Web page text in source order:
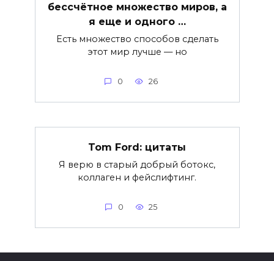
бессчётное множество миров, а
я еще и одного …
Есть множество способов сделать
этот мир лучше — но
0 26
Tom Ford: цитаты
Я верю в старый добрый ботокс,
коллаген и фейслифтинг.
0 25